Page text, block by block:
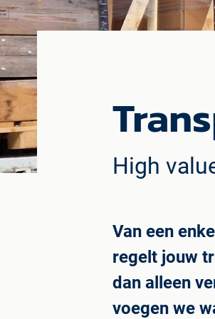
High
Van een
regelt jouw
dan alleen
voegen we